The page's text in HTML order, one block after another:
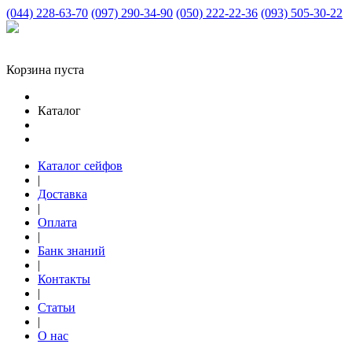
(044) 228-63-70 (097) 290-34-90 (050) 222-22-36 (093) 505-30-22
Корзина пуста
Каталог
Каталог сейфов
|
Доставка
|
Оплата
|
Банк знаний
|
Контакты
|
Статьи
|
О нас